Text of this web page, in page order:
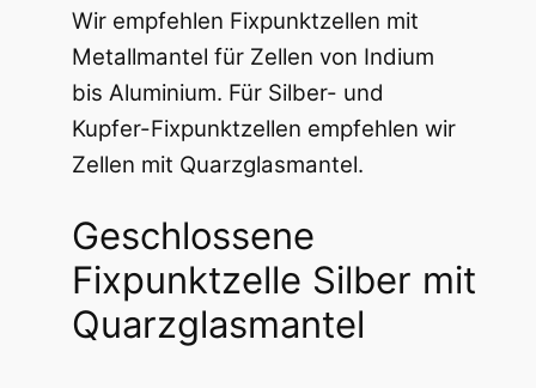
Wir empfehlen Fixpunktzellen mit
Metallmantel für Zellen von Indium
bis Aluminium. Für Silber- und
Kupfer-Fixpunktzellen empfehlen wir
Zellen mit Quarzglasmantel.
Geschlossene
Fixpunktzelle Silber mit
Quarzglasmantel